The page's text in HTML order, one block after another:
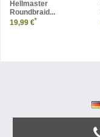
Hellmaster
Roundbraid...
19,99 €*